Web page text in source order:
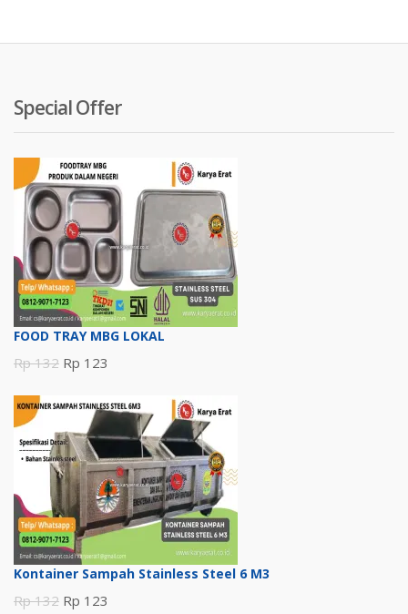
Special Offer
FOOD TRAY MBG LOKAL
Rp132 Harga
adalah:
Rp 132.
Rp 123
ini
adalah:
Rp 123.
Kontainer Sampah Stainless Steel 6 M3
Rp132 Harga
Rp 123